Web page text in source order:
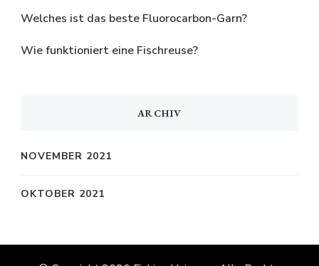
Welches ist das beste Fluorocarbon-Garn?
Wie funktioniert eine Fischreuse?
ARCHIV
NOVEMBER 2021
OKTOBER 2021